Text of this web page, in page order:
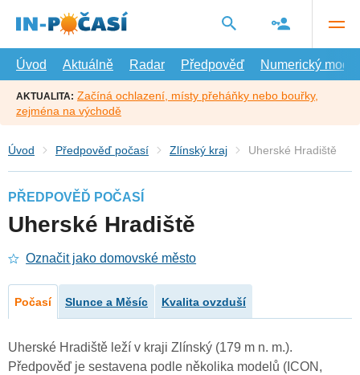
hlavní
Úvod
Aktuálně Radar Předpověď Numerický model
AKTUALITA: Začíná ochlazení, místy přeháňky nebo bouřky,
zejména na východě
Úvod Předpověď počasí Zlínský kraj Uherské Hradiště
PŘEDPOVĚĎ POČASÍ
Uherské Hradiště
Označit jako domovské město
Počasí Slunce a Měsíc Kvalita ovzduší
Uherské Hradiště leží v kraji Zlínský (179 m n. m.).
Předpověď je sestavena podle několika modelů (ICON,